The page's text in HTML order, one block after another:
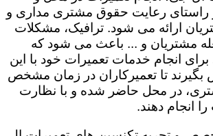
رعایت حقوق مشتری مداری و
ارائه می شود. ترافیک، مشکلات
مشتریان و ... باعث می شود که
انجام خدمات تعمیرات خود با این
بگیرند تا تعمیرکاران در زمان مشخص
در محل حاضر شده و با نظارت
انجام دهند.